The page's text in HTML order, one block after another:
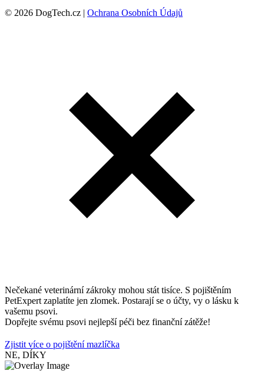
© 2026 DogTech.cz | Ochrana Osobních Údajů
Nečekané veterinární zákroky mohou stát tisíce. S pojištěním
PetExpert zaplatíte jen zlomek. Postarají se o účty, vy o lásku k
vašemu psovi.
Dopřejte svému psovi nejlepší péči bez finanční zátěže!
Zjistit více o pojištění mazlíčka
NE, DÍKY